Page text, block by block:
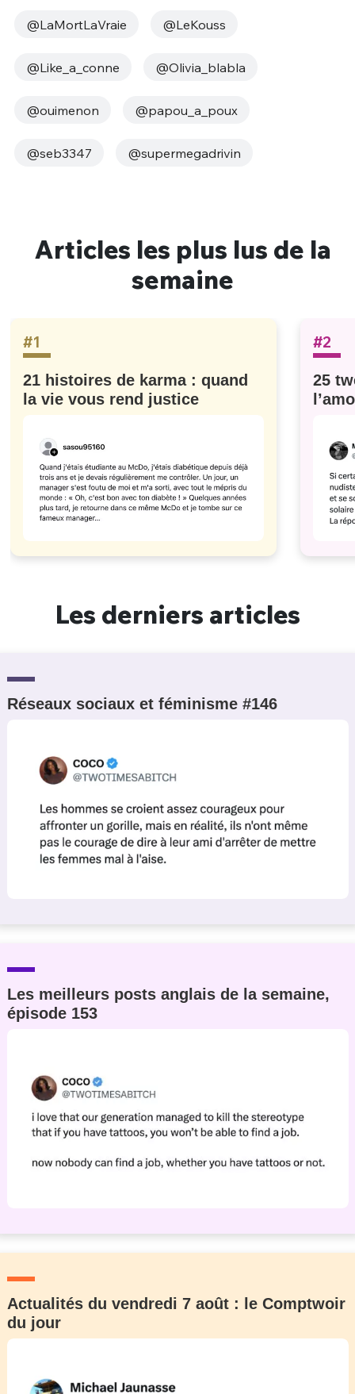
@LaMortLaVraie @LeKouss
@Like_a_conne @Olivia_blabla
@ouimenon @papou_a_poux
@seb3347 @supermegadrivin
Articles les plus lus de la
semaine
#1
21 histoires de karma : quand
la vie vous rend justice
#2
25
Les derniers articles
Réseaux sociaux et féminisme #146
Les meilleurs posts anglais de la semaine,
épisode 153
Actualités du vendredi 7 août : le Comptwoir
du jour